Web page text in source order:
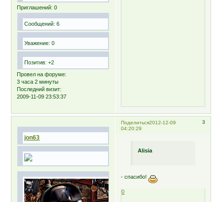
Приглашений: 0
Сообщений: 6
Уважение: 0
Позитив: +2
Провел на форуме:
3 часа 2 минуты
Последний визит:
2009-11-09 23:53:37
Поделиться 3
2012-12-09
04:20:29
jon63
Alisia
- спасибо!
0